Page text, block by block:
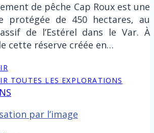
de pêche Cap Roux est une
protégée de 450 hectares, au
de l’Estérel dans le Var. À
cette réserve créée en…
TOUTES LES EXPLORATIONS
par l’image